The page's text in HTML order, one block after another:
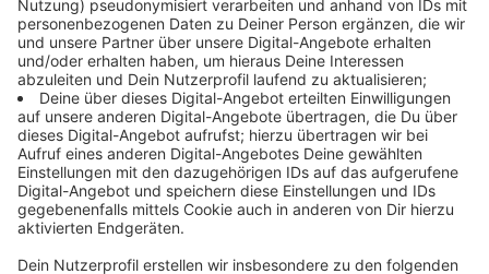
Das regnerische Wetter der letzten Wochen hat den
Kombibädern in Ahaus, Borken und Bocholt deutlich
mehr Besucher beschert. Das Bocholter Bahia z.B.
meldet für den Juli mehr als 60.000 Gäste, das ist
neuer Monats-Rekord in der 30-jährigen Geschichte
des Bades. Bei den reinen Freibädern hier im Kreis hat
der Sommer stark angefangen und dann stark